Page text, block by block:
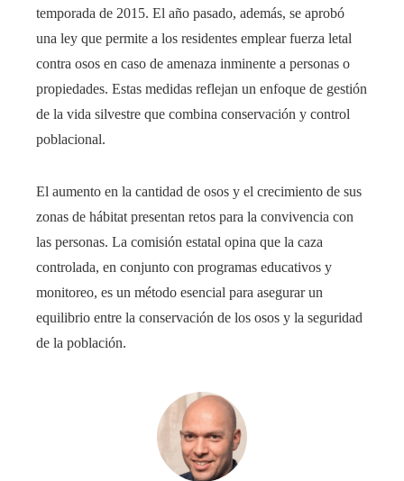
temporada de 2015. El año pasado, además, se aprobó
una ley que permite a los residentes emplear fuerza letal
contra osos en caso de amenaza inminente a personas o
propiedades. Estas medidas reflejan un enfoque de gestión
de la vida silvestre que combina conservación y control
poblacional.
El aumento en la cantidad de osos y el crecimiento de sus
zonas de hábitat presentan retos para la convivencia con
las personas. La comisión estatal opina que la caza
controlada, en conjunto con programas educativos y
monitoreo, es un método esencial para asegurar un
equilibrio entre la conservación de los osos y la seguridad
de la población.